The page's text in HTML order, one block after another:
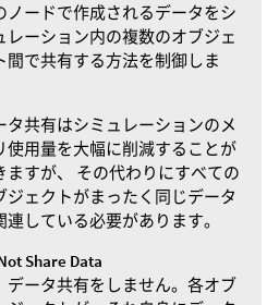
ノードで作成されるデータをシ
レーション内の複数のオブジェ
間で共有する方法を制御しま
タ共有はシミュレーションのメ
使用量を大幅に削減することが
ますが、 その代わりにすべての
ジェクトがまったく同じデータ
連している必要があります。
Share Data
データ共有をしません。各オブ